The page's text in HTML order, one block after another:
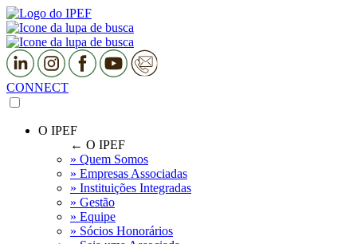
CONNECT
O IPEF
← O IPEF
» Quem Somos
» Empresas Associadas
» Instituições Integradas
» Gestão
» Equipe
» Sócios Honorários